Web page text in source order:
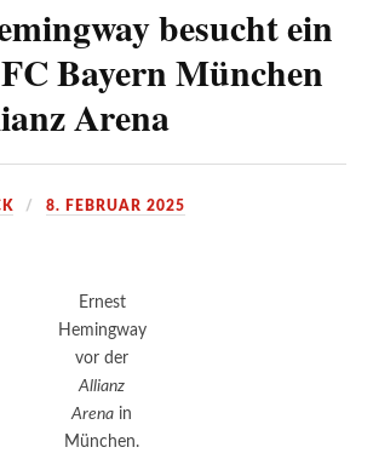
besucht ein
Bayern München
Arena
8. FEBRUAR 2025
Ernest
Hemingway
vor der
Allianz
Arena in
München.